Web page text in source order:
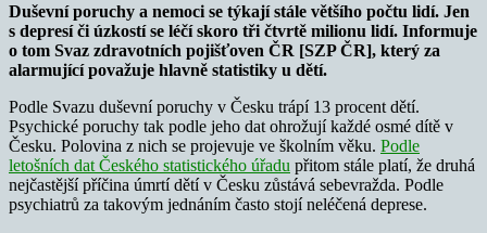
Duševní poruchy a nemoci se týkají stále většího počtu lidí. Jen
s depresí či úzkostí se léčí skoro tři čtvrtě milionu lidí. Informuje
o tom Svaz zdravotních pojišťoven ČR [SZP ČR], který za
alarmující považuje hlavně statistiky u dětí.
Podle Svazu duševní poruchy v Česku trápí 13 procent dětí.
Psychické poruchy tak podle jeho dat ohrožují každé osmé dítě v
Česku. Polovina z nich se projevuje ve školním věku. Podle
letošních dat Českého statistického úřadu přitom stále platí, že druhá
nejčastější příčina úmrtí dětí v Česku zůstává sebevražda. Podle
psychiatrů za takovým jednáním často stojí neléčená deprese.